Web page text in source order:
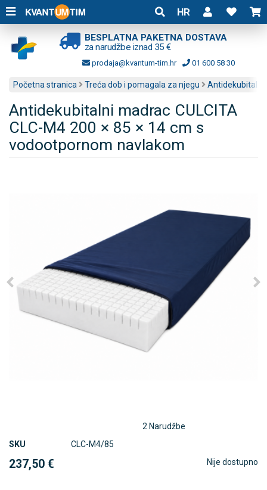
HR
BESPLATNA PAKETNA DOSTAVA
za narudžbe iznad 35 €
prodaja@kvantum-tim.hr 01 600 58 30
Početna stranica Treća dob i pomagala za njegu Antidekubitalni
Antidekubitalni madrac CULCITA
CLC-M4 200 × 85 × 14 cm s
vodootpornom navlakom
2 Narudžbe
SKU
CLC-M4/85
237,50 € Nije dostupno